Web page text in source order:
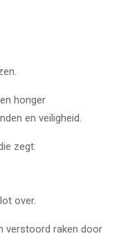
honger
en veiligheid.
zegt:
over.
verstoord raken door